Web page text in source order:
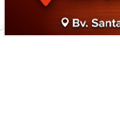
el honor de